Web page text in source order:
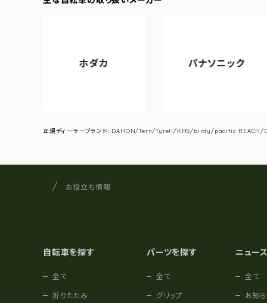
パナソニック
正規ディーラーブランド: DAHON/Tern/Tyrell/KHS/birdy/pacific
サイト内の現在地
サイクルショップナカゴヤ
お役立ち情報
自転車を探す
全て
折りたたみ
パーツを探す
全て
グリップ
ニュー
全て
お知